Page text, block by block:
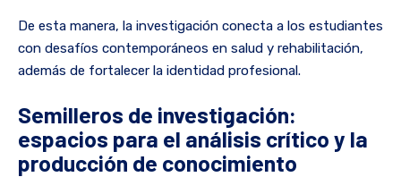
De esta manera, la investigación conecta a los estudiantes
con desafíos contemporáneos en salud y rehabilitación,
además de fortalecer la identidad profesional.
Semilleros de investigación:
espacios para el análisis crítico y la
producción de conocimiento